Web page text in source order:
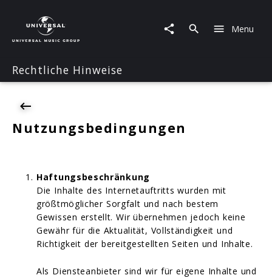
Menu
Rechtliche Hinweise
Nutzungsbedingungen
Haftungsbeschränkung
Die Inhalte des Internetauftritts wurden mit
größtmöglicher Sorgfalt und nach bestem
Gewissen erstellt. Wir übernehmen jedoch keine
Gewähr für die Aktualität, Vollständigkeit und
Richtigkeit der bereitgestellten Seiten und Inhalte.
Als Diensteanbieter sind wir für eigene Inhalte und